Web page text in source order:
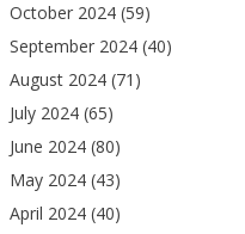
October 2024(59)
September 2024(40)
August 2024(71)
July 2024(65)
June 2024(80)
May 2024(43)
April 2024(40)